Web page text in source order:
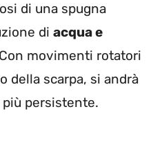
di una spugna
di acqua e
movimenti rotatori
della scarpa, si andrà
persistente.